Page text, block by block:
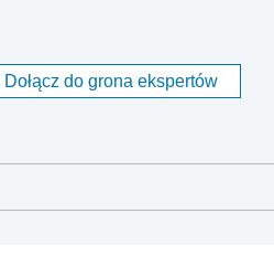
Dołącz do grona ekspertów